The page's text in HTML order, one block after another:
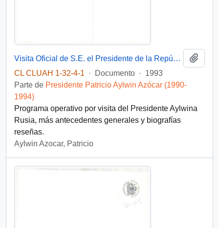
Visita Oficial de S.E. el Presidente de la República y Comitiva a LA FEDERACIÓN RUSA.
CL CLUAH 1-32-4-1
· Documento · 1993
Parte de Presidente Patricio Aylwin Azócar (1990-
1994)
Programa operativo por visita del Presidente Aylwina
Rusia, más antecedentes generales y biografías
reseñas.
Aylwin Azocar, Patricio